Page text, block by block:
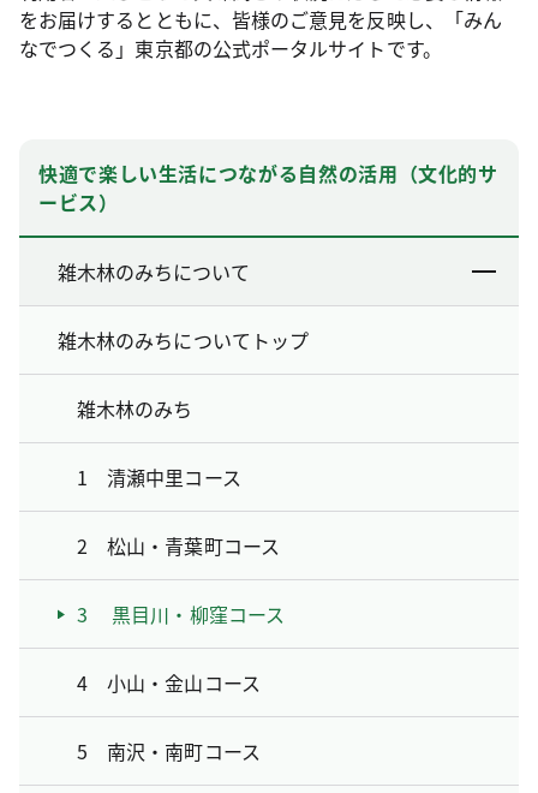
をお届けするとともに、皆様のご意見を反映し、「みん
なでつくる」東京都の公式ポータルサイトです。
快適で楽しい生活につながる自然の活用（文化的サ
ービス）
雑木林のみちについて
雑木林のみちについてトップ
雑木林のみち
1 清瀬中里コース
2 松山・青葉町コース
3 黒目川・柳窪コース
4 小山・金山コース
5 南沢・南町コース